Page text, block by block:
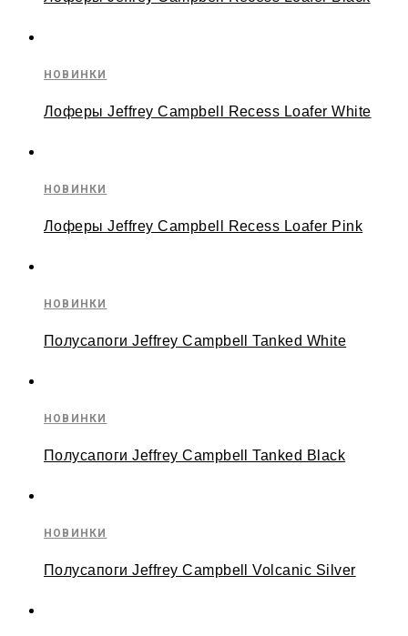
НОВИНКИ
Лоферы Jeffrey Campbell Recess Loafer White
НОВИНКИ
Лоферы Jeffrey Campbell Recess Loafer Pink
НОВИНКИ
Полусапоги Jeffrey Campbell Tanked White
НОВИНКИ
Полусапоги Jeffrey Campbell Tanked Black
НОВИНКИ
Полусапоги Jeffrey Campbell Volcanic Silver